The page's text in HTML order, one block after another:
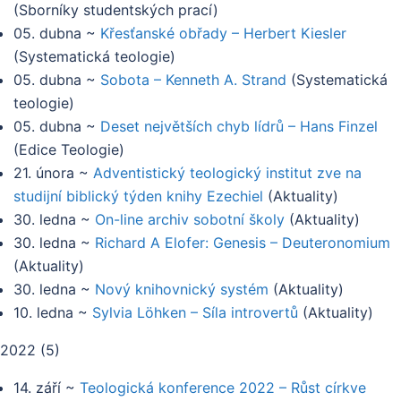
(Sborníky studentských prací)
05. dubna ~ Křesťanské obřady – Herbert Kiesler
(Systematická teologie)
05. dubna ~ Sobota – Kenneth A. Strand (Systematická
teologie)
05. dubna ~ Deset největších chyb lídrů – Hans Finzel
(Edice Teologie)
21. února ~ Adventistický teologický institut zve na
studijní biblický týden knihy Ezechiel (Aktuality)
30. ledna ~ On-line archiv sobotní školy (Aktuality)
30. ledna ~ Richard A Elofer: Genesis – Deuteronomium
(Aktuality)
30. ledna ~ Nový knihovnický systém (Aktuality)
10. ledna ~ Sylvia Löhken – Síla introvertů (Aktuality)
2022 (5)
14. září ~ Teologická konference 2022 – Růst církve